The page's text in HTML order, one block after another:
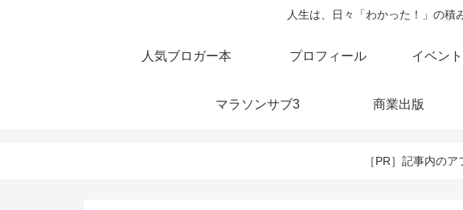
人生は、日々「わかった！」の積
人気ブロガー本 プロフィール イベン
マラソンサブ3 商業出版
［PR］記事内の